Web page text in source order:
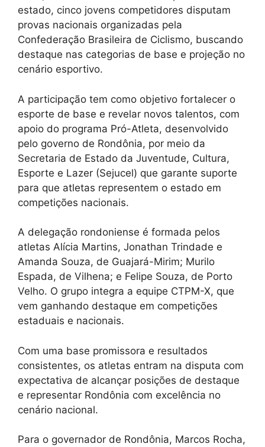
estado, cinco jovens competidores disputam
provas nacionais organizadas pela
Confederação Brasileira de Ciclismo, buscando
destaque nas categorias de base e projeção no
cenário esportivo.
A participação tem como objetivo fortalecer o
esporte de base e revelar novos talentos, com
apoio do programa Pró-Atleta, desenvolvido
pelo governo de Rondônia, por meio da
Secretaria de Estado da Juventude, Cultura,
Esporte e Lazer (Sejucel) que garante suporte
para que atletas representem o estado em
competições nacionais.
A delegação rondoniense é formada pelos
atletas Alícia Martins, Jonathan Trindade e
Amanda Souza, de Guajará-Mirim; Murilo
Espada, de Vilhena; e Felipe Souza, de Porto
Velho. O grupo integra a equipe CTPM-X, que
vem ganhando destaque em competições
estaduais e nacionais.
Com uma base promissora e resultados
consistentes, os atletas entram na disputa com
expectativa de alcançar posições de destaque
e representar Rondônia com excelência no
cenário nacional.
Para o governador de Rondônia, Marcos Rocha,